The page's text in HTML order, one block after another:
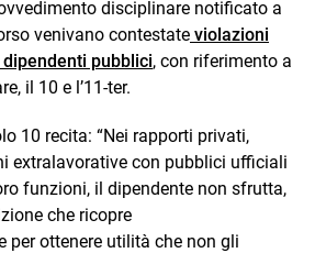
disciplinare notificato a
venivano contestate violazioni
pubblici, con riferimento a
il 10 e l’11-ter.
10 recita: “Nei rapporti privati,
extralavorative con pubblici ufficiali
funzioni, il dipendente non sfrutta,
che ricopre
per ottenere utilità che non gli